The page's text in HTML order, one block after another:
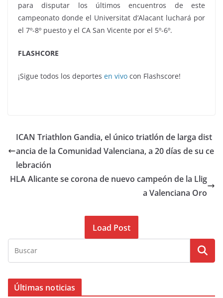
para disputar los últimos encuentros de este
campeonato donde el Universitat d’Alacant luchará por
el 7º-8º puesto y el CA San Vicente por el 5º-6º.
FLASHCORE
¡Sigue todos los deportes en vivo con Flashscore!
ICAN Triathlon Gandia, el único triatlón de larga dist
ancia de la Comunidad Valenciana, a 20 días de su ce
lebración
HLA Alicante se corona de nuevo campeón de la Llig
a Valenciana Oro
Load Post
Últimas noticias